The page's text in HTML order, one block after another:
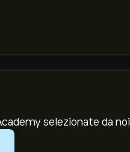
selezionate da noi